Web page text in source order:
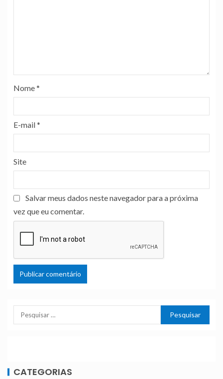
Nome*
E-mail*
Site
Salvar meus dados neste navegador para a próxima
vez que eu comentar.
CATEGORIAS